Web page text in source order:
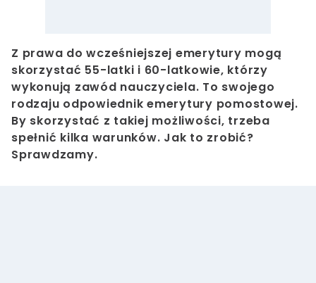
Z prawa do wcześniejszej emerytury mogą
skorzystać 55-latki i 60-latkowie, którzy
wykonują zawód nauczyciela. To swojego
rodzaju odpowiednik emerytury pomostowej.
By skorzystać z takiej możliwości, trzeba
spełnić kilka warunków. Jak to zrobić?
Sprawdzamy.